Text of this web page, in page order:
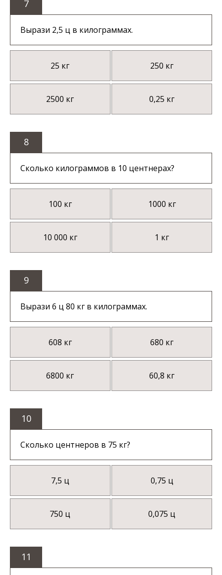
7
Вырази 2,5 ц в килограммах.
25 кг 250 кг
2500 кг 0,25 кг
8
Сколько килограммов в 10 центнерах?
100 кг 1000 кг
10 000 кг 1 кг
9
Вырази 6 ц 80 кг в килограммах.
608 кг 680 кг
6800 кг 60,8 кг
10
Сколько центнеров в 75 кг?
7,5 ц 0,75 ц
750 ц 0,075 ц
11